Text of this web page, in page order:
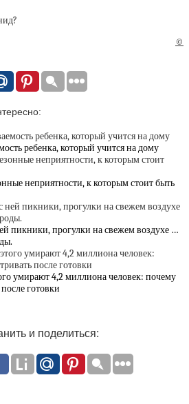
©
ребенка, который учится на дому
неприятности, к которым стоит быть
пикники, прогулки на свежем воздухе …
умирают 4,2 миллиона человек: почему
готовки
и поделиться: